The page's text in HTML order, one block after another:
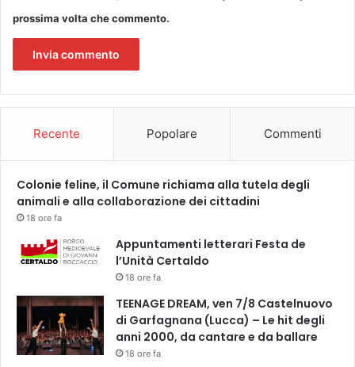
o
i
o
prossima volta che commento.
Recente Popolare Commenti
Colonie feline, il Comune richiama alla tutela degli
animali e alla collaborazione dei cittadini
18 ore fa
Appuntamenti letterari Festa de
l’Unità Certaldo
18 ore fa
TEENAGE DREAM, ven 7/8 Castelnuovo
di Garfagnana (Lucca) – Le hit degli
anni 2000, da cantare e da ballare
18 ore fa